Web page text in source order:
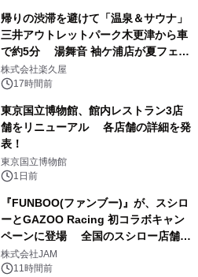
帰りの渋滞を避けて「温泉＆サウナ」
三井アウトレットパーク木更津から車
で約5分 湯舞音 袖ケ浦店が夏フェア
メニューを提供
株式会社楽久屋
17時間前
東京国立博物館、館内レストラン3店
舗をリニューアル 各店舗の詳細を発
表！
東京国立博物館
1日前
『FUNBOO(ファンブー)』が、スシロ
ーとGAZOO Racing 初コラボキャン
ペーンに登場 全国のスシロー店舗で
GR 4車種の FUNBOO(ミニカー)付き
メニューが展開されます
株式会社JAM
11時間前